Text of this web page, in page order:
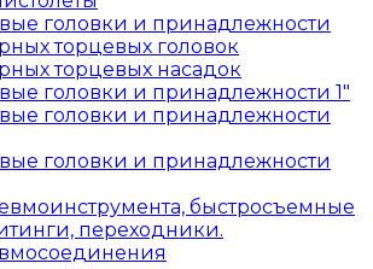
головки и принадлежности
торцевых головок
торцевых насадок
головки и принадлежности 1"
головки и принадлежности
головки и принадлежности
быстросъемные
переходники.